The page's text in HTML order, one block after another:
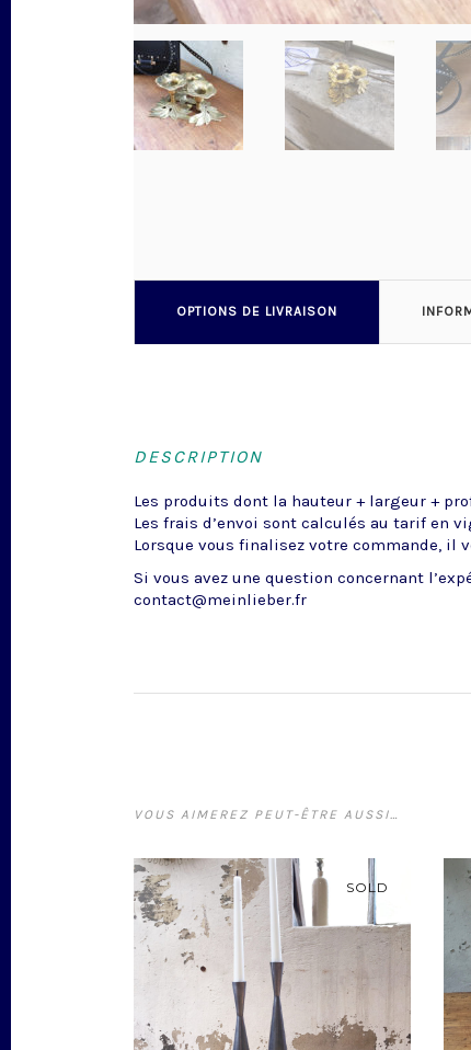
OPTIONS DE LIVRAISON
DESCRIPTION
Les produits dont la hauteur + largeur +
Les frais d’envoi sont calculés au tarif en
Lorsque vous finalisez votre commande, il
Si vous avez une question concernant
contact@meinlieber.fr
VOUS AIMEREZ PEUT-ÊTRE AUSSI…
SOLD